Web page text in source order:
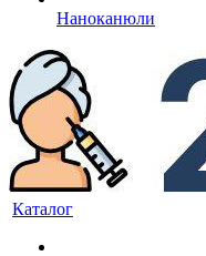
Наноканюли
Каталог